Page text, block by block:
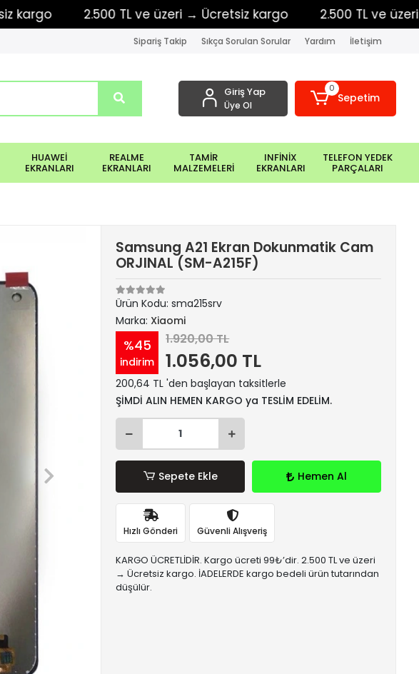
2.500 TL ve üzeri → Ücretsiz kargo 2.500 TL ve üzeri →
Sipariş Takip Sıkça Sorulan Sorular Yardım İletişim
Giriş Yap
Üye Ol
0
Sepetim
HUAWEİ
EKRANLARI
REALME
EKRANLARI
TAMİR
MALZEMELERİ
INFİNİX
EKRANLARI
TELEFON YEDEK
PARÇALARI
Samsung A21 Ekran Dokunmatik Cam
ORJINAL (SM-A215F)
Ürün Kodu:sma215srv
Marka: Xiaomi
%45
indirim
1.920,00 TL
1.056,00 TL
200,64 TL 'den başlayan taksitlerle
ŞİMDİ ALIN HEMEN KARGO ya TESLİM EDELİM.
Sepete Ekle Hemen Al
Hızlı Gönderi Güvenli Alışveriş
KARGO ÜCRETLİDİR. Kargo ücreti 99₺’dir. 2.500 TL ve üzeri
→ Ücretsiz kargo. İADELERDE kargo bedeli ürün tutarından
düşülür.